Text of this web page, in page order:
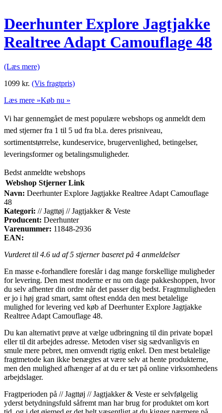
Deerhunter Explore Jagtjakke
Realtree Adapt Camouflage 48
(Læs mere)
1099 kr. (Vis fragtpris)
Læs mere »Køb nu »
Vi har gennemgået de mest populære webshops og anmeldt dem
med stjerner fra 1 til 5 ud fra bl.a. deres prisniveau,
sortimentstørrelse, kundeservice, brugervenlighed, betingelser,
leveringsformer og betalingsmuligheder.
Bedst anmeldte webshops
Webshop Stjerner Link
Navn: Deerhunter Explore Jagtjakke Realtree Adapt Camouflage
48
Kategori: // Jagttøj // Jagtjakker & Veste
Producent: Deerhunter
Varenummer: 11848-2936
EAN:
Vurderet til 4.6 ud af 5 stjerner baseret på 4 anmeldelser
En masse e-forhandlere foreslår i dag mange forskellige muligheder
for levering. Den mest moderne er nu om dage pakkeshoppen, hvor
du selv afhenter din ordre når det passer dig bedst. Fragtmuligheden
er jo i høj grad smart, samt oftest endda den mest betalelige
mulighed for levering ved køb af Deerhunter Explore Jagtjakke
Realtree Adapt Camouflage 48.
Du kan alternativt prøve at vælge udbringning til din private bopæl
eller til dit arbejdes adresse. Metoden viser sig sædvanligvis en
smule mere pebret, men omvendt rigtig enkel. Den mest betalelige
fragtmetode kan ikke benægtes at være selv at hente produkterne,
men den mulighed afhænger af at du er tæt på online virksomhedens
arbejdslager.
Fragtperioden på // Jagttøj // Jagtjakker & Veste er selvfølgelig
yderst betydningsfuld såfremt man har brug for produktet om kort